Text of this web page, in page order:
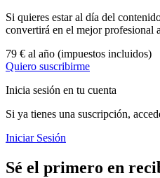
Si quieres estar al día del
convertirá en el mejor profesional
79 € al año (impuestos incluidos)
Quiero suscribirme
Inicia sesión en tu cuenta
Si ya tienes una suscripción,
Iniciar Sesión
Sé el primero en